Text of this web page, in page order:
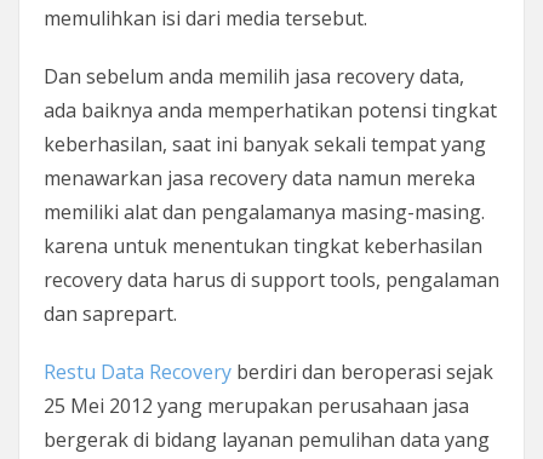
memulihkan isi dari media tersebut.
Dan sebelum anda memilih jasa recovery data,
ada baiknya anda memperhatikan potensi tingkat
keberhasilan, saat ini banyak sekali tempat yang
menawarkan jasa recovery data namun mereka
memiliki alat dan pengalamanya masing-masing.
karena untuk menentukan tingkat keberhasilan
recovery data harus di support tools, pengalaman
dan saprepart.
Restu Data Recovery berdiri dan beroperasi sejak
25 Mei 2012 yang merupakan perusahaan jasa
bergerak di bidang layanan pemulihan data yang